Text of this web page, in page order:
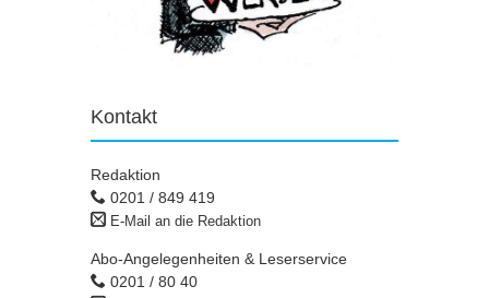
Kontakt
Redaktion
0201 / 849 419
E-Mail an die Redaktion
Abo-Angelegenheiten & Leserservice
0201 / 80 40